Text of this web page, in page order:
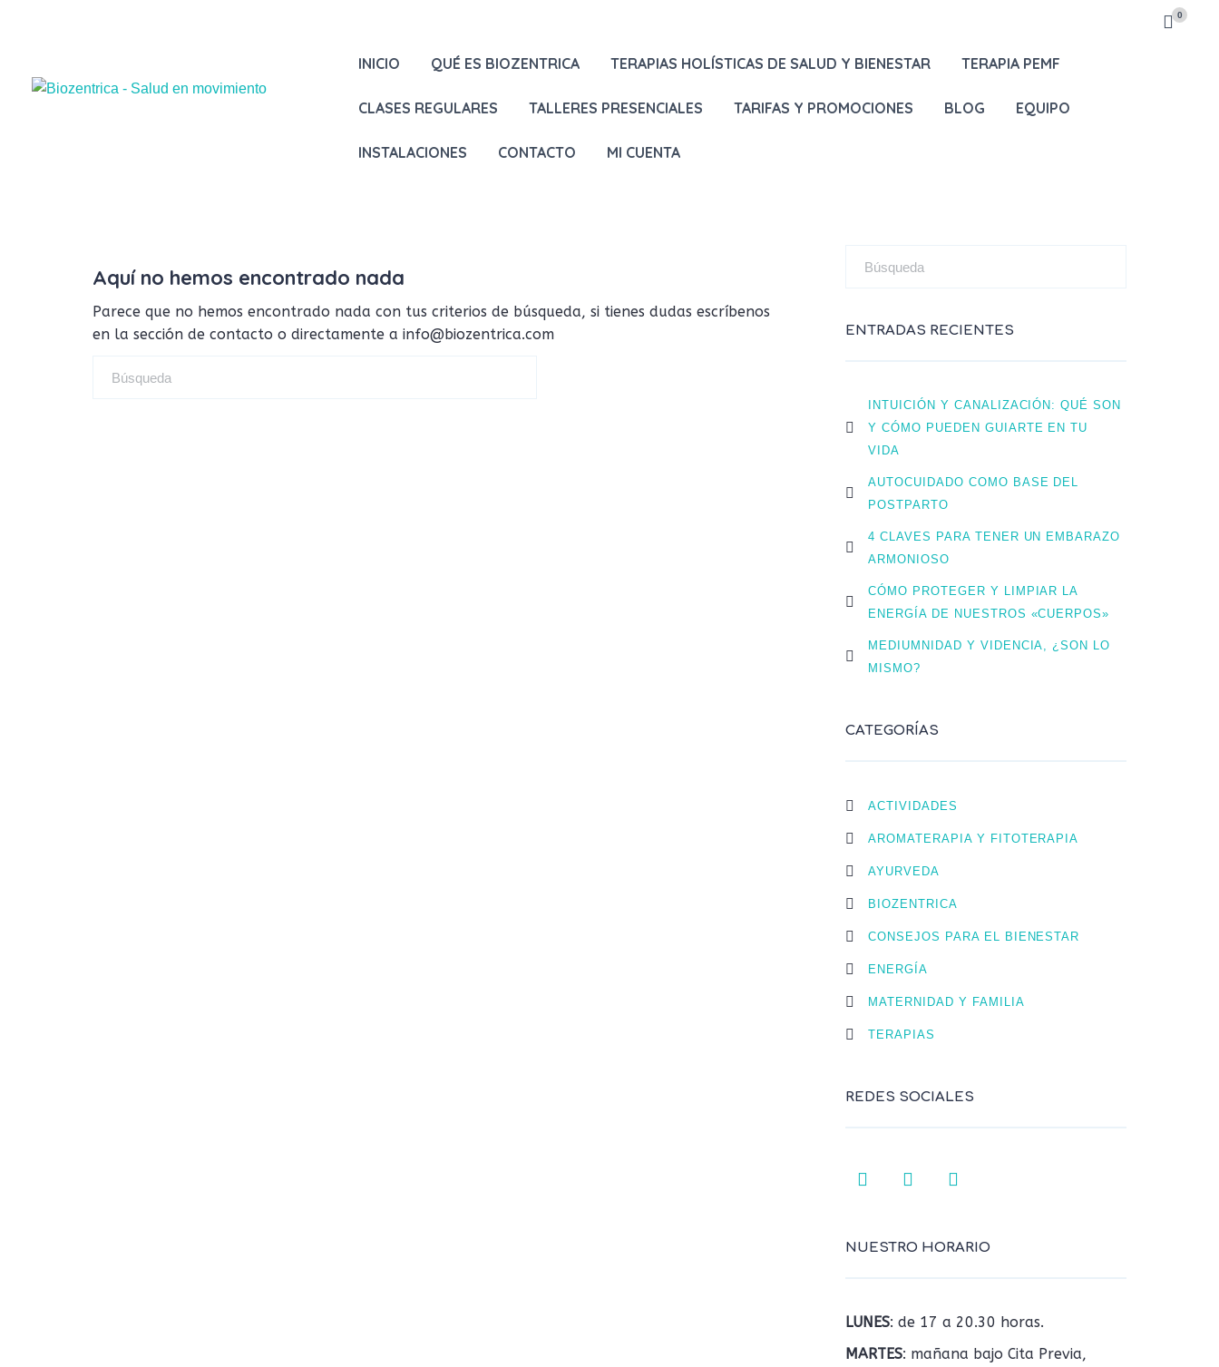
0
INICIO QUÉ ES BIOZENTRICA TERAPIAS HOLÍSTICAS DE SALUD Y BIENESTAR TERAPIA PEMF
CLASES REGULARES TALLERES PRESENCIALES TARIFAS Y PROMOCIONES BLOG EQUIPO
INSTALACIONES CONTACTO MI CUENTA
Aquí no hemos encontrado nada
Parece que no hemos encontrado nada con tus criterios de búsqueda, si tienes dudas escríbenos
en la sección de contacto o directamente a info@biozentrica.com
ENTRADAS RECIENTES
INTUICIÓN Y CANALIZACIÓN: QUÉ SON
Y CÓMO PUEDEN GUIARTE EN TU
VIDA
AUTOCUIDADO COMO BASE DEL
POSTPARTO
4 CLAVES PARA TENER UN EMBARAZO
ARMONIOSO
CÓMO PROTEGER Y LIMPIAR LA
ENERGÍA DE NUESTROS «CUERPOS»
MEDIUMNIDAD Y VIDENCIA, ¿SON LO
MISMO?
CATEGORÍAS
ACTIVIDADES
AROMATERAPIA Y FITOTERAPIA
AYURVEDA
BIOZENTRICA
CONSEJOS PARA EL BIENESTAR
ENERGÍA
MATERNIDAD Y FAMILIA
TERAPIAS
REDES SOCIALES
NUESTRO HORARIO
LUNES: de 17 a 20.30 horas.
MARTES: mañana bajo Cita Previa,